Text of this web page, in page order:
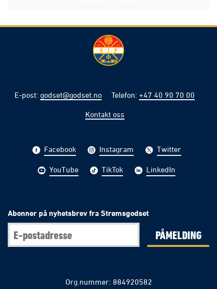
E-post: godset@godset.no Telefon: +47 40 90 70 00
Kontakt oss
Facebook Instagram Twitter
YouTube TikTok LinkedIn
Abonner på nyhetsbrev fra Strømsgodset
PÅMELDING
Org.nummer: 884920582